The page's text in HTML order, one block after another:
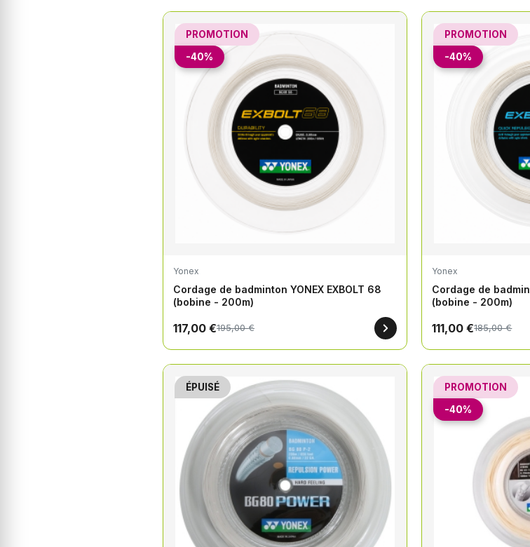
PROMOTION
-40%
Yonex
Cordage de badminton YONEX EXBOLT 68
(bobine - 200m)
117,00 €195,00 €
PROMOTION
-40%
Yonex
Cordage de
(bobine - 200m)
111,00 €185,00 €
ÉPUISÉ
PROMOTION
-40%